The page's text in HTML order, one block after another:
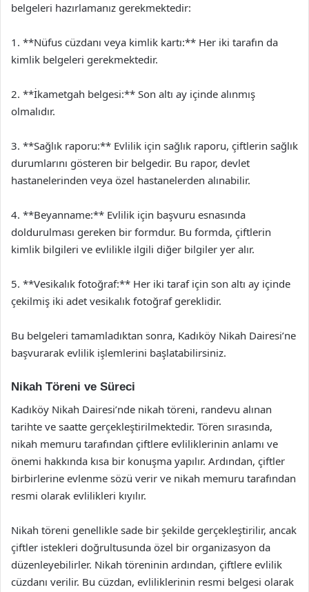
belgeleri hazırlamanız gerekmektedir:
1. **Nüfus cüzdanı veya kimlik kartı:** Her iki tarafın da
kimlik belgeleri gerekmektedir.
2. **İkametgah belgesi:** Son altı ay içinde alınmış
olmalıdır.
3. **Sağlık raporu:** Evlilik için sağlık raporu, çiftlerin sağlık
durumlarını gösteren bir belgedir. Bu rapor, devlet
hastanelerinden veya özel hastanelerden alınabilir.
4. **Beyanname:** Evlilik için başvuru esnasında
doldurulması gereken bir formdur. Bu formda, çiftlerin
kimlik bilgileri ve evlilikle ilgili diğer bilgiler yer alır.
5. **Vesikalık fotoğraf:** Her iki taraf için son altı ay içinde
çekilmiş iki adet vesikalık fotoğraf gereklidir.
Bu belgeleri tamamladıktan sonra, Kadıköy Nikah Dairesi’ne
başvurarak evlilik işlemlerini başlatabilirsiniz.
Nikah Töreni ve Süreci
Kadıköy Nikah Dairesi’nde nikah töreni, randevu alınan
tarihte ve saatte gerçekleştirilmektedir. Tören sırasında,
nikah memuru tarafından çiftlere evliliklerinin anlamı ve
önemi hakkında kısa bir konuşma yapılır. Ardından, çiftler
birbirlerine evlenme sözü verir ve nikah memuru tarafından
resmi olarak evlilikleri kıyılır.
Nikah töreni genellikle sade bir şekilde gerçekleştirilir, ancak
çiftler istekleri doğrultusunda özel bir organizasyon da
düzenleyebilirler. Nikah töreninin ardından, çiftlere evlilik
cüzdanı verilir. Bu cüzdan, evliliklerinin resmi belgesi olarak